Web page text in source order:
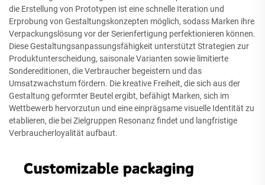
die Erstellung von Prototypen ist eine schnelle Iteration und
Erprobung von Gestaltungskonzepten möglich, sodass Marken ihre
Verpackungslösung vor der Serienfertigung perfektionieren können.
Diese Gestaltungsanpassungsfähigkeit unterstützt Strategien zur
Produktunterscheidung, saisonale Varianten sowie limitierte
Sondereditionen, die Verbraucher begeistern und das
Umsatzwachstum fördern. Die kreative Freiheit, die sich aus der
Gestaltung geformter Beutel ergibt, befähigt Marken, sich im
Wettbewerb hervorzutun und eine einprägsame visuelle Identität zu
etablieren, die bei Zielgruppen Resonanz findet und langfristige
Verbraucherloyalität aufbaut.